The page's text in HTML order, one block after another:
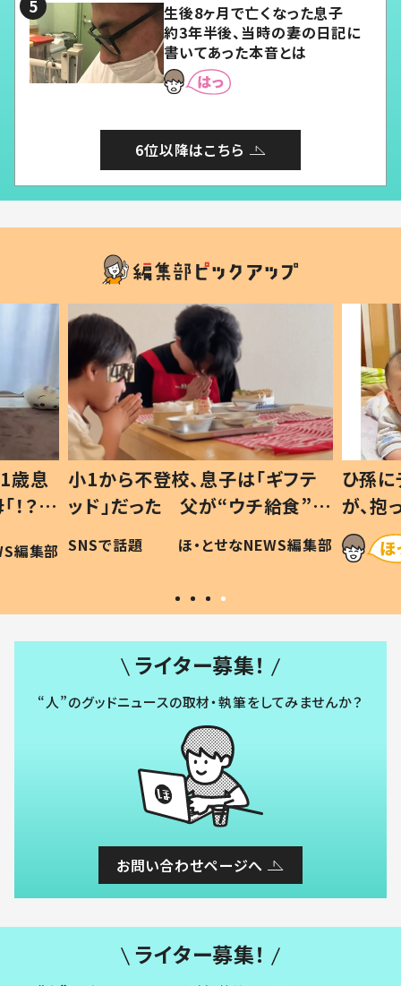
生後8ヶ月で亡くなった息子
約3年半後、当時の妻の日記に
書いてあった本音とは
6位以降はこちら
歳息
？」
編集部
小1から不登校、息子は「ギフテ
ッド」だった 父が“ウチ給食”を
作り続ける理由とは #令和の親
#令和の子
SNSで話題 ほ・とせなNEWS編集部
ひ孫
が、
「涙が
い」
ライター募集！
“人”のグッドニュースの取材・執筆をしてみませんか？
お問い合わせページへ
ライター募集！